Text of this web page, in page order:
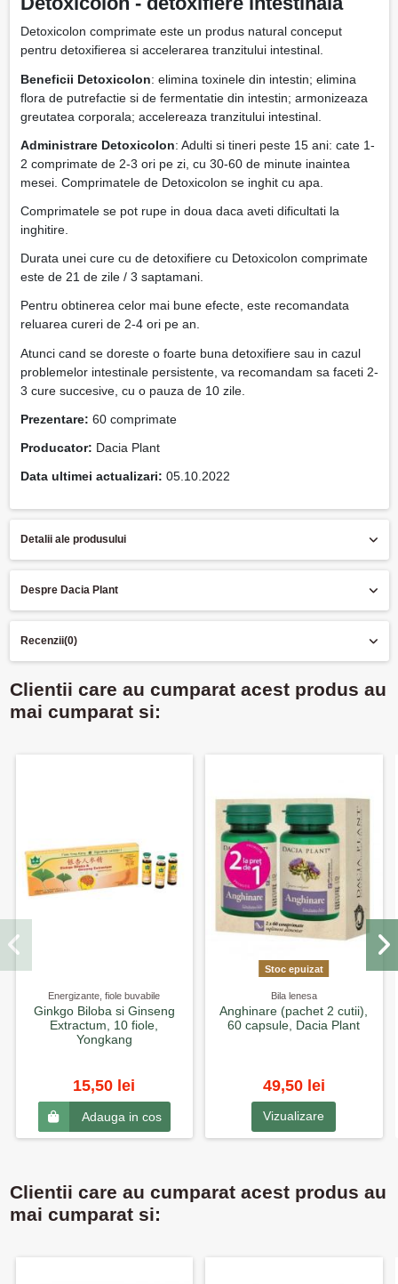
Detoxicolon comprimate este un produs natural conceput
pentru detoxifierea si accelerarea tranzitului intestinal.
Beneficii Detoxicolon: elimina toxinele din intestin; elimina
flora de putrefactie si de fermentatie din intestin; armonizeaza
greutatea corporala; accelereaza tranzitului intestinal.
Administrare Detoxicolon: Adulti si tineri peste 15 ani: cate 1-
2 comprimate de 2-3 ori pe zi, cu 30-60 de minute inaintea
mesei. Comprimatele de Detoxicolon se inghit cu apa.
Comprimatele se pot rupe in doua daca aveti dificultati la
inghitire.
Durata unei cure cu de detoxifiere cu Detoxicolon comprimate
este de 21 de zile / 3 saptamani.
Pentru obtinerea celor mai bune efecte, este recomandata
reluarea cureri de 2-4 ori pe an.
Atunci cand se doreste o foarte buna detoxifiere sau in cazul
problemelor intestinale persistente, va recomandam sa faceti 2-
3 cure succesive, cu o pauza de 10 zile.
Prezentare: 60 comprimate
Producator: Dacia Plant
Data ultimei actualizari: 05.10.2022
Detalii ale produsului
Despre Dacia Plant
Recenzii(0)
Clientii care au cumparat acest produs au
mai cumparat si:
Energizante, fiole buvabile
Ginkgo Biloba si Ginseng
Extractum, 10 fiole,
Yongkang
15,50 lei
Adauga in cos
Stoc epuizat
Bila lenesa
Anghinare (pachet 2 cutii),
60 capsule, Dacia Plant
49,50 lei
Vizualizare
Clientii care au cumparat acest produs au
mai cumparat si: